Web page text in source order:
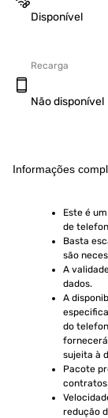
Disponível
Recarga
Não disponível
Informações
Este é
de
Basta
são
A
dados.
A
do
fornecerá
sujeita à
Pacote
redução